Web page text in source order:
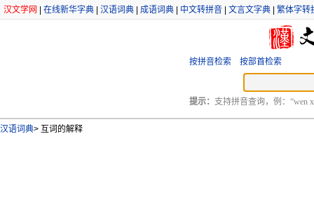
汉文学网 在线新华字典 汉语词典 成语词典 中文转拼音 文言文字典 繁体字转
按拼音检索 按部首检索
提示： 支持拼音查询，例：“wen
汉语词典> 互词的解释